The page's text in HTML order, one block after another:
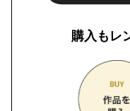
購入もレ